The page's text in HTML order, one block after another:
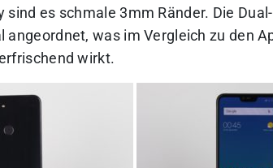
sind es schmale 3mm Ränder. Die
angeordnet, was im Vergleich zu den
wirkt.